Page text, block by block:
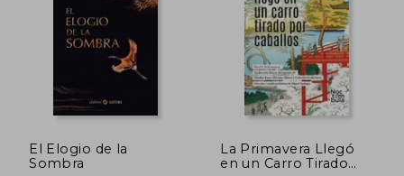
45%
dcto.
45%
dcto.
El Elogio de la
Sombra
La Primavera Llegó
en un Carro Tirado